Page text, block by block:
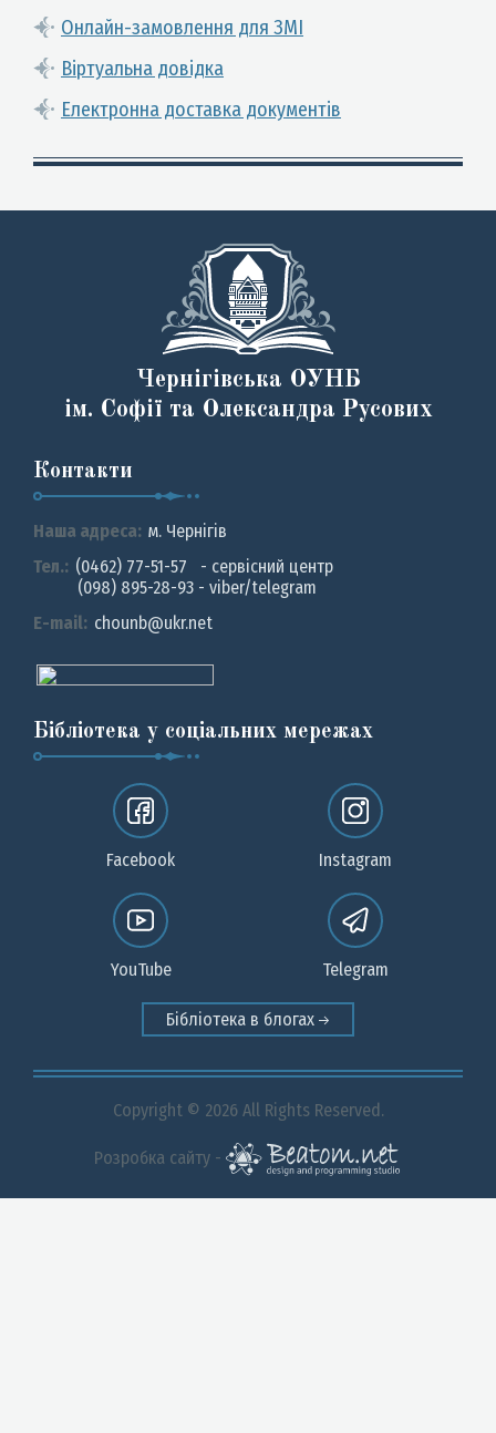
Онлайн-замовлення для ЗМІ
Віртуальна довідка
Електронна доставка документів
Чернігівська ОУНБ
ім. Софії та Олександра Русових
Контакти
Наша адреса: м. Чернiгiв
Тел.: (0462) 77-51-57 - сервісний центр
(098) 895-28-93 - viber/telegram
E-mail: chounb@ukr.net
Бібліотека у соціальних мережах
Facebook Instagram
YouTube Telegram
Бібліотека в блогах
Copyright © 2026 All Rights Reserved.
Розробка сайту -